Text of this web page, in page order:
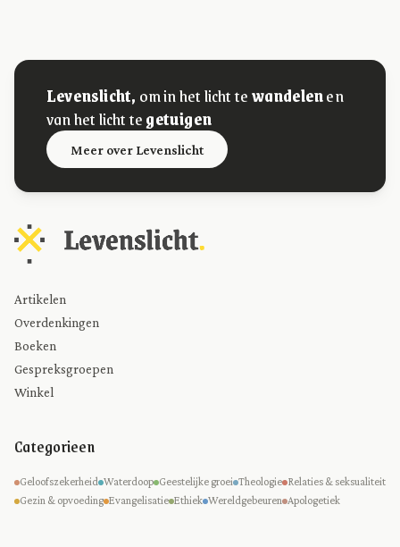
Levenslicht, om in het licht tewandelenen
van het licht tegetuigen
Meer over Levenslicht
Artikelen
Overdenkingen
Boeken
Gespreksgroepen
Winkel
Categorieen
Geloofszekerheid Waterdoop Geestelijke groei Theologie Relaties & seksualiteit
Gezin & opvoeding Evangelisatie Ethiek Wereldgebeuren Apologetiek